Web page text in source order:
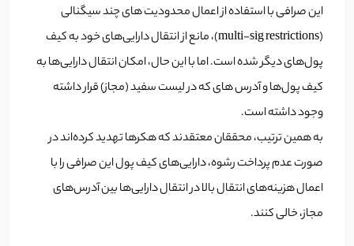
این صرافی با استفاده از اعمال محدودیت های چند سیگنالی
(multi-sig restrictions)، مانع از انتقال دارایی‌های خود به کیف
پول‌های دیگر شده است. اما با این حال، امکان انتقال دارایی‌ها به
کیف پول‌ها و آدرس های که در لیست سفید (مجاز) قرار داشته
وجود داشته است.
به همین ترتیب، محققان معتقدند که هکرها تهدید کرده‌اند در
صورت عدم پرداخت رشوه، دارایی‌های کیف پول این صرافی را با
اعمال هزینه‌های انتقال بالا در انتقال دارایی‌ها بین آدرس‌های
مجاز، خالی کنند.